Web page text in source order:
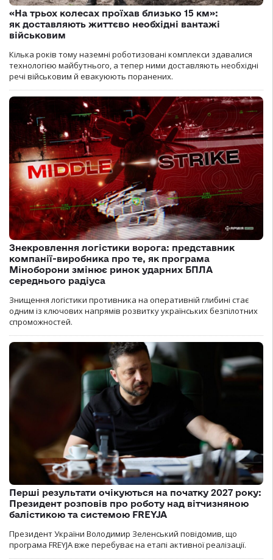
«На трьох колесах проїхав близько 15 км»:
як доставляють життєво необхідні вантажі
військовим
Кілька років тому наземні роботизовані комплекси здавалися
технологією майбутнього, а тепер ними доставляють необхідні
речі військовим й евакуюють поранених.
Знекровлення логістики ворога: представник
компанії-виробника про те, як програма
Міноборони змінює ринок ударних БПЛА
середнього радіуса
Знищення логістики противника на оперативній глибині стає
одним із ключових напрямів розвитку українських безпілотних
спроможностей.
Перші результати очікуються на початку 2027 року:
Президент розповів про роботу над вітчизняною
балістикою та системою FREYJA
Президент України Володимир Зеленський повідомив, що
програма FREYJA вже перебуває на етапі активної реалізації.